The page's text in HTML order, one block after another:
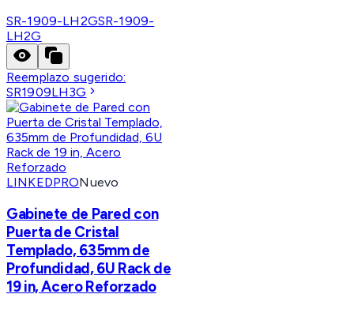
SR-1909-LH2GSR-1909-
LH2G
Reemplazo sugerido:
SR1909LH3G
LINKEDPRONuevo
Gabinete de Pared con
Puerta de Cristal
Templado, 635mm de
Profundidad, 6U Rack de
19 in, Acero Reforzado